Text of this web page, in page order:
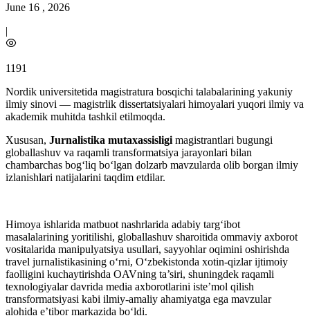
June 16 , 2026
|
1191
Nordik universitetida magistratura bosqichi talabalarining yakuniy
ilmiy sinovi — magistrlik dissertatsiyalari himoyalari yuqori ilmiy va
akademik muhitda tashkil etilmoqda.
Xususan, Jurnalistika mutaxassisligi magistrantlari bugungi
globallashuv va raqamli transformatsiya jarayonlari bilan
chambarchas bog‘liq bo‘lgan dolzarb mavzularda olib borgan ilmiy
izlanishlari natijalarini taqdim etdilar.
Himoya ishlarida matbuot nashrlarida adabiy targ‘ibot
masalalarining yoritilishi, globallashuv sharoitida ommaviy axborot
vositalarida manipulyatsiya usullari, sayyohlar oqimini oshirishda
travel jurnalistikasining o‘rni, O‘zbekistonda xotin-qizlar ijtimoiy
faolligini kuchaytirishda OAVning ta’siri, shuningdek raqamli
texnologiyalar davrida media axborotlarini iste’mol qilish
transformatsiyasi kabi ilmiy-amaliy ahamiyatga ega mavzular
alohida e’tibor markazida bo‘ldi.